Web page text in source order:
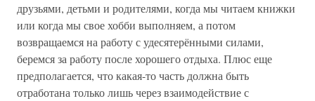
друзьями, детьми и родителями, когда мы читаем книжки
или когда мы свое хобби выполняем, а потом
возвращаемся на работу с удесятерёнными силами,
беремся за работу после хорошего отдыха. Плюс еще
предполагается, что какая-то часть должна быть
отработана только лишь через взаимодействие с